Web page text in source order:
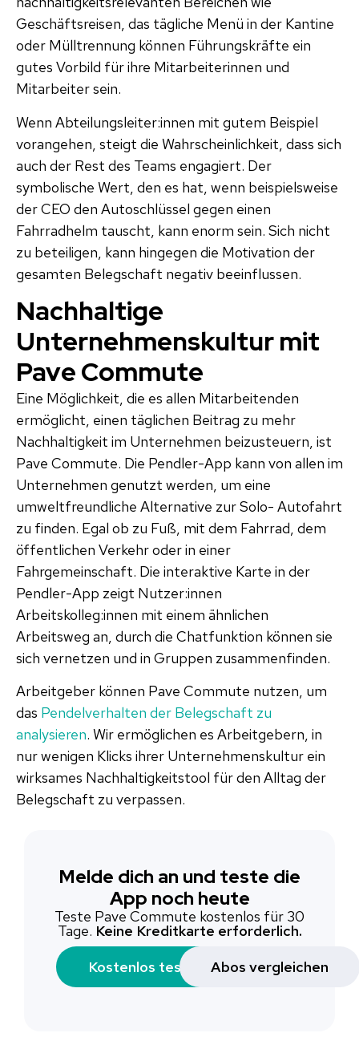
Geschäftsreisen, das tägliche Menü in der Kantine
oder Mülltrennung können Führungskräfte ein
gutes Vorbild für ihre Mitarbeiterinnen und
Mitarbeiter sein.
Wenn Abteilungsleiter:innen mit gutem Beispiel
vorangehen, steigt die Wahrscheinlichkeit, dass sich
auch der Rest des Teams engagiert. Der
symbolische Wert, den es hat, wenn beispielsweise
der CEO den Autoschlüssel gegen einen
Fahrradhelm tauscht, kann enorm sein. Sich nicht
zu beteiligen, kann hingegen die Motivation der
gesamten Belegschaft negativ beeinflussen.
Nachhaltige
Unternehmenskultur mit
Pave Commute
Eine Möglichkeit, die es allen Mitarbeitenden
ermöglicht, einen täglichen Beitrag zu mehr
Nachhaltigkeit im Unternehmen beizusteuern, ist
Pave Commute. Die Pendler-App kann von allen im
Unternehmen genutzt werden, um eine
umweltfreundliche Alternative zur Solo- Autofahrt
zu finden. Egal ob zu Fuß, mit dem Fahrrad, dem
öffentlichen Verkehr oder in einer
Fahrgemeinschaft. Die interaktive Karte in der
Pendler-App zeigt Nutzer:innen
Arbeitskolleg:innen mit einem ähnlichen
Arbeitsweg an, durch die Chatfunktion können sie
sich vernetzen und in Gruppen zusammenfinden.
Arbeitgeber können Pave Commute nutzen, um
das Pendelverhalten der Belegschaft zu
analysieren. Wir ermöglichen es Arbeitgebern, in
nur wenigen Klicks ihrer Unternehmenskultur ein
wirksames Nachhaltigkeitstool für den Alltag der
Belegschaft zu verpassen.
Melde dich an und teste die
App noch heute
Teste Pave Commute kostenlos für 30
Tage. Keine Kreditkarte erforderlich.
Kostenlos testen
Abos vergleichen